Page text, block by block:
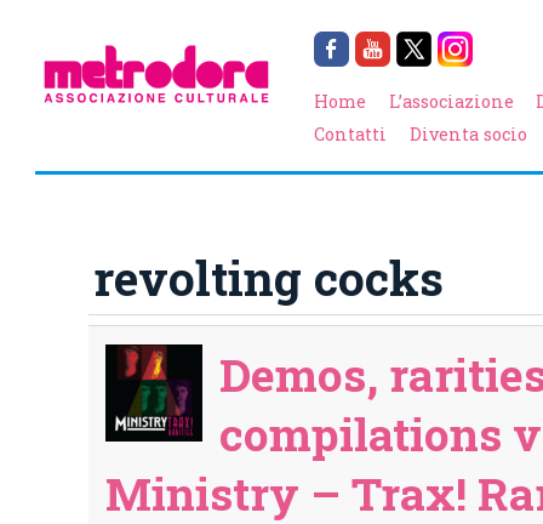
Home L’associazione
Contatti
Diventa socio
revolting cocks
Demos,
compilations
Ministry – Trax!